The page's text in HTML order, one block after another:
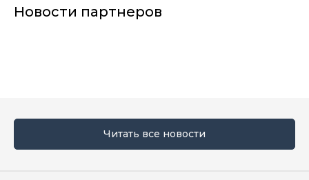
Новости партнеров
Читать все новости